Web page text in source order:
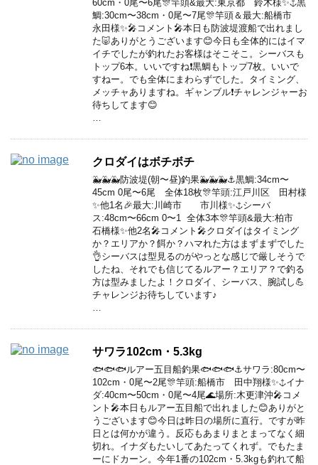
60cm・0尾〜6尾🎊竿頭&最大:東京都 鈴木様✨⚓️黒
鯛:30cm〜38cm・0尾〜7尾🎊竿頭＆最大:船橋市
永田様✨🎤コメント🎤本日も防波堤渡船で出れまし
た🐷ありがとうございます😊今日も全体的にはイマ
イチでしたが釣れたお客様はそこそこ。シーバスも
トップ6本。いいですね❗️黒鯛もトップ7枚。いいで
すねー。でも全体にまわらずでした。タイミング、
メッチャありますね。ギャンブル❗️チャレンジャーお
待ちしてます😊
クロダイはボチボチ
🐳🐳🐳防波堤(朝〜昼)釣果🐳🐳🐳⚓️黒鯛:34cm〜
45cm 0尾〜6尾 全体18枚🎊竿頭:江戸川区 田村様
✨他1名🎉最大:川崎市 市川様✨⚓️シーバ
ス:48cm〜66cm 0〜1 全体3本🎊竿頭&最大:柏市
石橋様✨他2名🎤コメント🎤クロダイはタイミング
か？エリアか？餌か？ハマれた方はまずまずでした
👌シーバスは型見るのがやっとな感じで厳しそうで
したね、それでも信じてるルアー？エリア？で釣る
方は型みましたよ！クロダイ、シーバス、腕試し💪
チャレンジお待ちしています♪
サワラ102cm・5.3kg
🐟🐟🐟ルアー五目船釣果🐟🐟🐟⚓️サワラ:80cm〜
102cm・0尾〜2尾🎊竿頭:船橋市 田中翔様✨⚓️イナ
ダ:40cm〜50cm・0尾〜4尾🌊場所:木更津沖🎤コメ
ント🎤本日もルアー五目船で出れました😊ありがと
うございます😊今日は昨日の場所に直行。ですが昨
日とは何かが違う。反応もあまりまとまってなく細
切れ。イナダもたいしてあたってくれず。でもたま
ーにドカーン。今年1番の102cm・5.3kgも釣れて船